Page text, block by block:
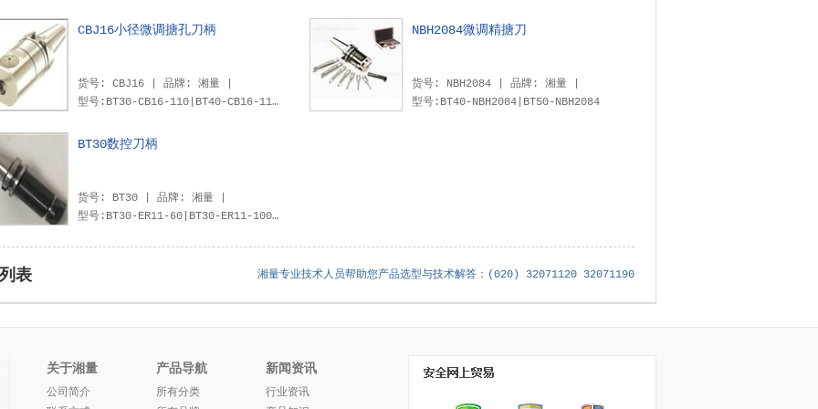
CBJ16小径微调搪孔刀柄
货号: CBJ16 | 品牌: 湘量 |
型号:BT30-CB16-110|BT40-CB16-115|BT50-CB16-145
NBH2084微调精搪刀
货号: NBH2084 | 品牌: 湘量 |
型号:BT40-NBH2084|BT50-NBH2084
BT30数控刀柄
货号: BT30 | 品牌: 湘量 |
型号:BT30-ER11-60|BT30-ER11-100|BT30-ER16-60|BT30-ER16-100|BT30-ER20-60|BT30-ER20-100|BT30-ER25-60|BT30-ER25-100|BT30-ER32-60|BT30-ER32-100
表 湘量专业技术人员帮助您产品选型与技术解答：(020) 32071120 32071190
关于湘量
公司简介
产品导航
所有分类
新闻资讯
行业资讯